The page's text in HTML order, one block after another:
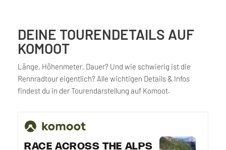
DEINE TOURENDETAILS AUF
KOMOOT
Länge, Höhenmeter, Dauer? Und wie schwierig ist die
Rennradtour eigentlich? Alle wichtigen Details & Infos
findest du in der Tourendarstellung auf Komoot.